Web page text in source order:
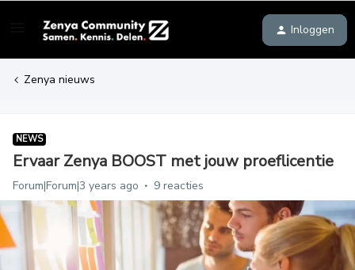
Inloggen
Zenya nieuws
NEWS
Ervaar Zenya BOOST met jouw proeflicentie
Forum|Forum|3 years ago 9 reacties